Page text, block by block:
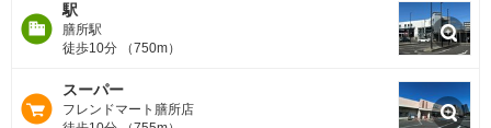
駅
膳所駅
徒歩10分 （750m）
スーパー
フレンドマート膳所店